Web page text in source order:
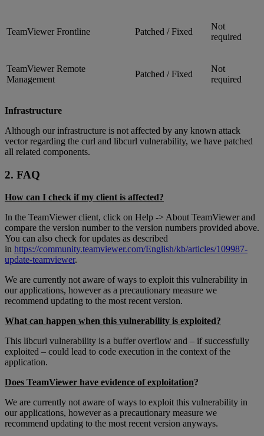
TeamViewer Frontline Patched / Fixed
Not
required
TeamViewer Remote
Management
Patched / Fixed
Not
required
Infrastructure
Although our infrastructure is not affected by any known attack
vector regarding the curl and libcurl vulnerability, we have patched
all related components.
2. FAQ
How can I check if my client is affected?
In the TeamViewer client, click on Help -> About TeamViewer and
compare the version number to the version numbers provided above.
You can also check for updates as described
in https://community.teamviewer.com/English/kb/articles/109987-
update-teamviewer.
We are currently not aware of ways to exploit this vulnerability in
our applications, however as a precautionary measure we
recommend updating to the most recent version.
What can happen when this vulnerability is exploited?
This libcurl vulnerability is a buffer overflow and – if successfully
exploited – could lead to code execution in the context of the
application.
Does TeamViewer have evidence of exploitation?
We are currently not aware of ways to exploit this vulnerability in
our applications, however as a precautionary measure we
recommend updating to the most recent version anyways.